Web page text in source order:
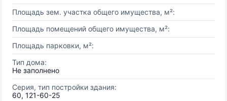
Площадь зем. участка общего имущества, м²:
Площадь помещений общего имущества, м²:
Площадь парковки, м²:
Тип дома:
Не заполнено
Серия, тип постройки здания:
60, 121-60-25